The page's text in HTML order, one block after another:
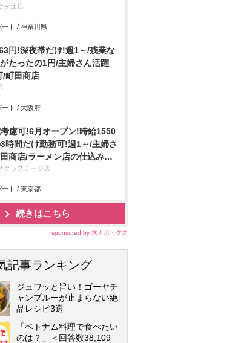
ヶ丘店
ート / 神奈川県
円!深夜帯だけ!週1～/残業な
たったの1円/主婦さん活躍
/町田商店
ート / 大阪府
慮可!6月オープン!時給1550
時間だけ勤務可!週1～/主婦さ
商店/ラーメン店の仕込み・
クラステージ店
ート / 東京都
続きはこちら
sponsored by 求人ボックス
記事ランキング
ジュワッと旨い！ゴーヤチ
ャンプルーが止まらない絶
品レシピ3選
「ベトナム料理で食べたい
のは？」＜回答数38,109